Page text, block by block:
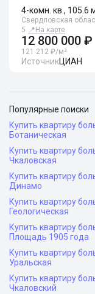
4-комн. кв., 105.6
Свердловская
5 📍 На карте
12 800 000 ₽
121 212 ₽/м²
ИсточникЦИАН
Популярные поиски
Купить квартиру
Ботаническая
Купить квартиру
Чкаловская
Купить квартиру
Динамо
Купить квартиру
Геологическая
Купить квартиру
Площадь 1905 года
Купить квартиру
Уральская
Купить квартиру
Чкаловский